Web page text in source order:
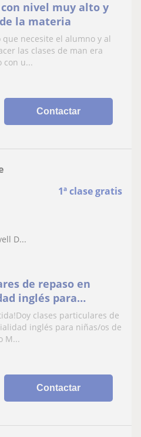
nivel muy alto y
la materia
necesite el alumno y al
las clases de man era
con u...
Contactar
1ª clase gratis
D...
de repaso en
inglés para
en Reus.Aprende de
clases particulares de
inglés para niñas/os de
M...
Contactar